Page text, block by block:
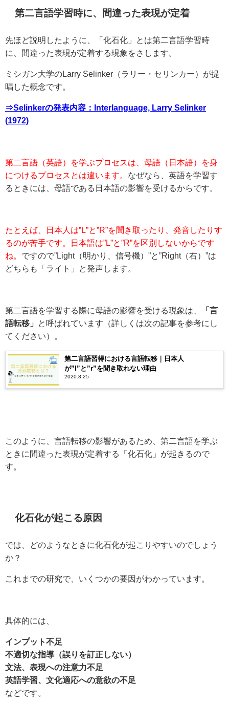
第二言語学習時に、間違った表現が定着
先ほど説明したように、「化石化」とは第二言語学習時
に、間違った表現が定着する現象をさします。
ミシガン大学のLarry Selinker（ラリー・セリンカー）が提
唱した概念です。
⇒Selinkerの発表内容：Interlanguage, Larry Selinker
(1972)
第二言語（英語）を学ぶプロセスは、母語（日本語）を身
につけるプロセスとは違います。 なぜなら、英語を学習す
るときには、母語である日本語の影響を受けるからです。
たとえば、日本人は”L”と”R”を聞き取ったり、発音したりす
るのが苦手です。日本語は”L”と”R”を区別しないからです
ね。 ですので”Light（明かり、信号機）”と”Right（右）”は
どちらも「ライト」と発声します。
第二言語を学習する際に母語の影響を受ける現象は、
「言
語転移」
と呼ばれています（詳しくは次の記事を参考にし
てください）。
第二言語習得における言語転移｜日本人
が”l”と”r”を聞き取れない理由
2020.8.25
このように、言語転移の影響があるため、第二言語を学ぶ
ときに間違った表現が定着する「化石化」が起きるので
す。
化石化が起こる原因
では、どのようなときに化石化が起こりやすいのでしょう
か？
これまでの研究で、いくつかの要因がわかっています。
具体的には、
インプット不足
不適切な指導（誤りを訂正しない）
文法、表現への注意力不足
英語学習、文化適応への意欲の不足
などです。